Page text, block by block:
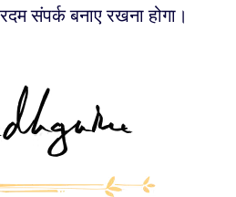
संपर्क बनाए रखना होगा।